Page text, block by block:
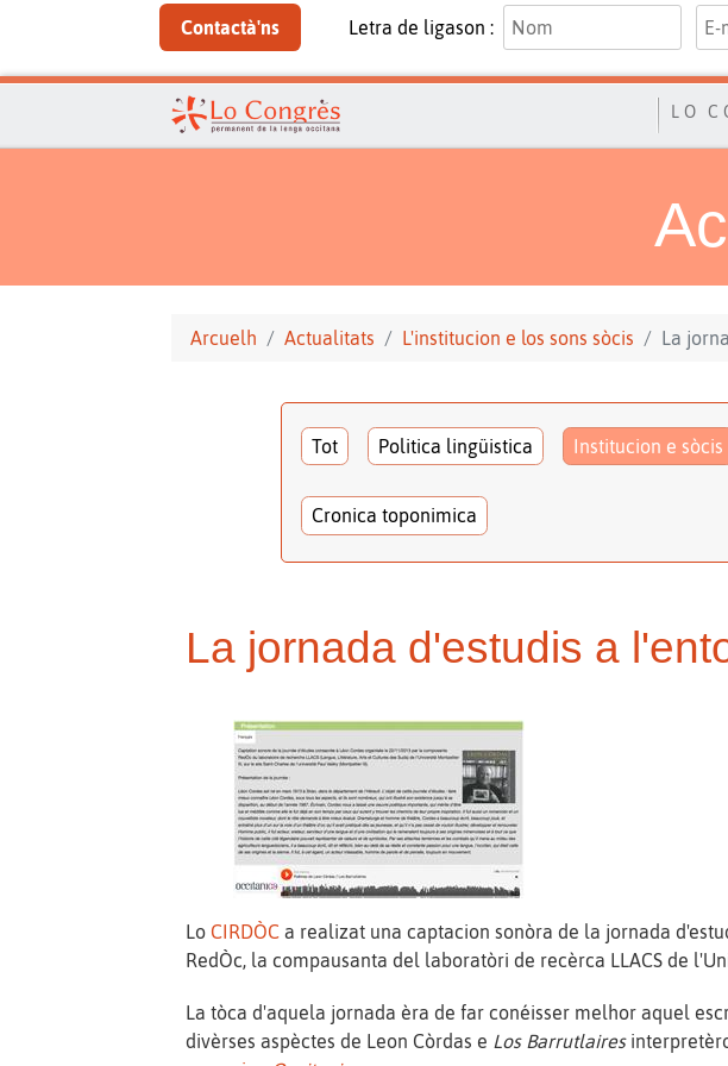
Contactà'ns Letra de ligason :
LO
Arcuelh Actualitats L'institucion e los sons sòcis La
Tot Politica lingüistica Institucion e sòcis
Cronica toponimica
La jornada d'estudis a
Lo CIRDÒC a realizat una captacion sonòra de la jornada
RedÒc, la compausanta del laboratòri de recèrca LLACS de
La tòca d'aquela jornada èra de far conéisser melhor aquel
divèrses aspèctes de Leon Còrdas e Los Barrutlaires